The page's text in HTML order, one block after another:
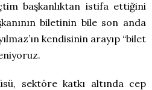
başkanlıktan istifa ettiğini
biletinin bile son anda
kendisinin arayıp “bilet
sektöre katkı altında cep